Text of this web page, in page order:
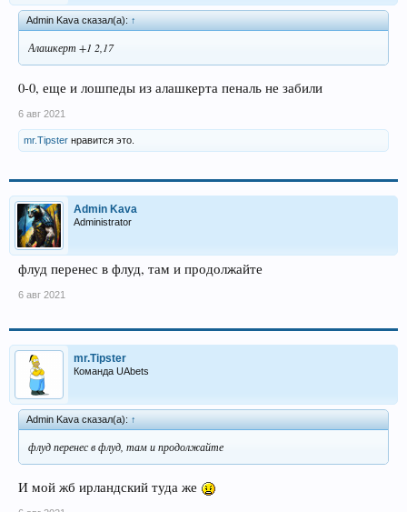
Admin Kava сказал(а): ↑
Алашкерт +1 2,17
0-0, еще и лошпеды из алашкерта пеналь не забили
6 авг 2021
mr.Tipster нравится это.
Admin Kava
Administrator
флуд перенес в флуд, там и продолжайте
6 авг 2021
mr.Tipster
Команда UAbets
Admin Kava сказал(а): ↑
флуд перенес в флуд, там и продолжайте
И мой жб ирландский туда же